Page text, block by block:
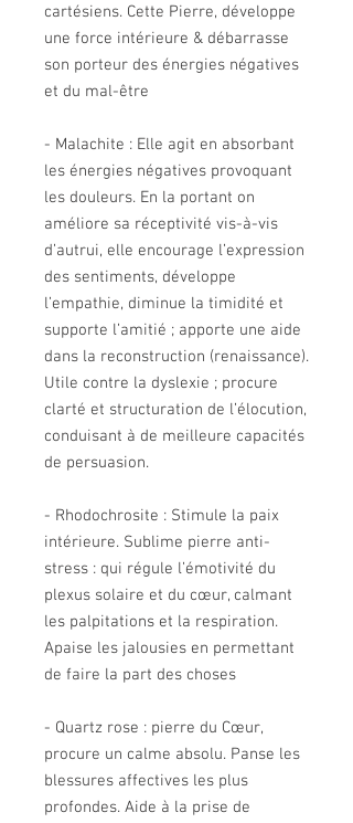
cartésiens. Cette Pierre, développe
une force intérieure & débarrasse
son porteur des énergies négatives
et du mal-être
- Malachite : Elle agit en absorbant
les énergies négatives provoquant
les douleurs. En la portant on
améliore sa réceptivité vis-à-vis
d’autrui, elle encourage l’expression
des sentiments, développe
l’empathie, diminue la timidité et
supporte l’amitié ; apporte une aide
dans la reconstruction (renaissance).
Utile contre la dyslexie ; procure
clarté et structuration de l’élocution,
conduisant à de meilleure capacités
de persuasion.
- Rhodochrosite : Stimule la paix
intérieure. Sublime pierre anti-
stress : qui régule l’émotivité du
plexus solaire et du cœur, calmant
les palpitations et la respiration.
Apaise les jalousies en permettant
de faire la part des choses
- Quartz rose : pierre du Cœur,
procure un calme absolu. Panse les
blessures affectives les plus
profondes. Aide à la prise de